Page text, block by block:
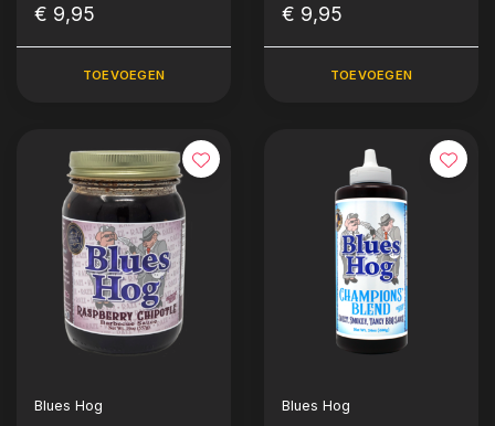
Pint" (562ml-19oz)
€ 9,95
TOEVOEGEN
(591ml-20oz)
€ 9,95
TOEVOEGEN
Blues Hog Blues Hog